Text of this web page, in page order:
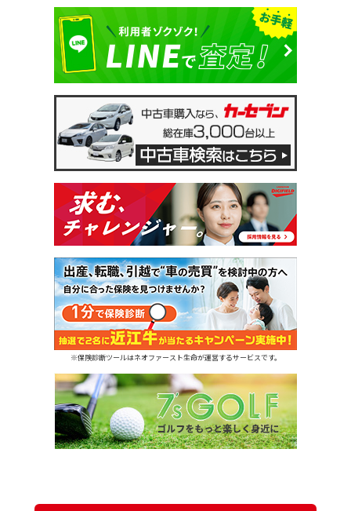
※保険診断ツールはネオファースト生命が運営するサービスです。